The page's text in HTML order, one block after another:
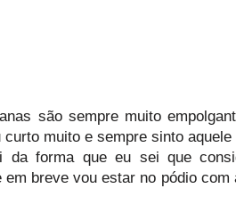
são sempre muito
muito e sempre sinto
da forma que eu sei que
breve vou estar no pódio